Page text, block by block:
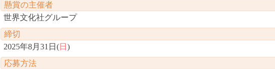
懸賞の主催者
世界文化社グループ
締切
2025年8月31日(日 )
応募方法